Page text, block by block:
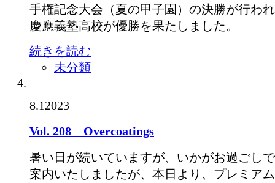
手権記念大会（夏の甲子園）の決勝が行わ
慶應義塾高校が優勝を果たしました。
続きを読む
未分類
8.12023
Vol. 208 Overcoatings
暑い日が続いていますが、いかがお過ごし
案内いたしましたが、本日より、プレミア